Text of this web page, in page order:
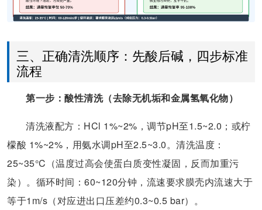
三、正确清洗顺序：先酸后碱，四步标准
流程
第一步：酸性清洗（去除无机垢和金属氢氧化物）
清洗液配方：HCl 1%~2%，调节pH至1.5~2.0；或柠
檬酸 1%~2%，用氨水调pH至2.5~3.0。清洗温度：
25~35°C（温度过高会使蛋白质变性凝固，反而加重污
染）。循环时间：60~120分钟，流速要求膜壳内流速大于
等于1m/s（对应进出口压差约0.3~0.5 bar）。